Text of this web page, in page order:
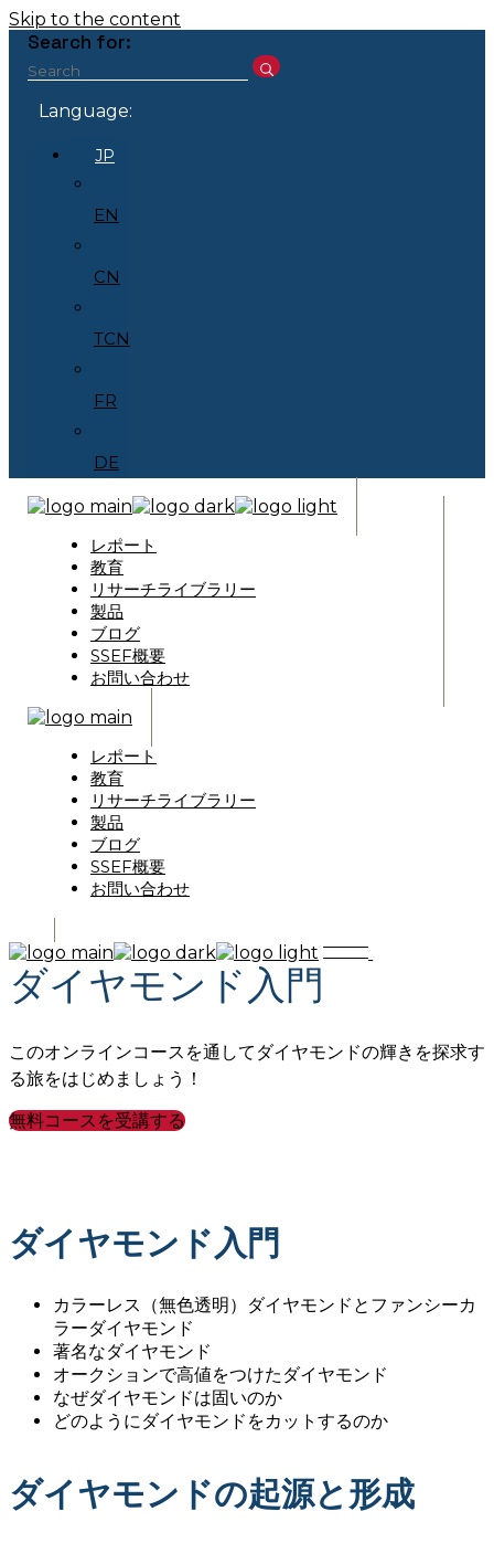
Skip to the content
Search for:
Language:
JP
EN
CN
TCN
FR
DE
レポート
教育
リサーチライブラリー
製品
ブログ
SSEF概要
お問い合わせ
レポート
教育
リサーチライブラリー
製品
ブログ
SSEF概要
お問い合わせ
ダイヤモンド入門
このオンラインコースを通してダイヤモンドの輝きを探求す
る旅をはじめましょう！
無料コースを受講する
ダイヤモンド入門
カラーレス（無色透明）ダイヤモンドとファンシーカ
ラーダイヤモンド
著名なダイヤモンド
オークションで高値をつけたダイヤモンド
なぜダイヤモンドは固いのか
どのようにダイヤモンドをカットするのか
ダイヤモンドの起源と形成